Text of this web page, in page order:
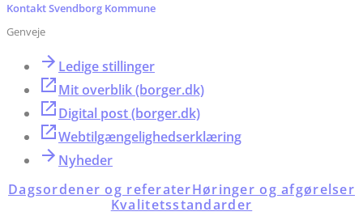
Kontakt Svendborg Kommune
Genveje
Ledige stillinger
Mit overblik (borger.dk)
Digital post (borger.dk)
Webtilgængelighedserklæring
Nyheder
Dagsordener og referaterHøringer og afgørelser
Kvalitetsstandarder